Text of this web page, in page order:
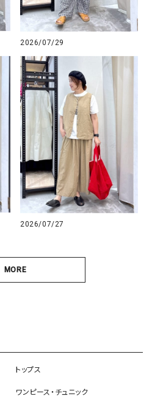
2026/07/29
2026/07/27
MORE
トップス
ワンピース・チュニック